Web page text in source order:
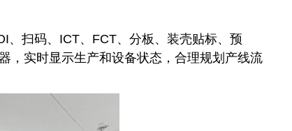
、扫码、ICT、FCT、分板、装壳贴标、预
，实时显示生产和设备状态，合理规划产线流